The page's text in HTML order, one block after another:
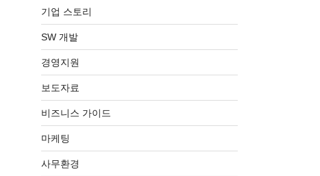
기업 스토리
SW 개발
경영지원
보도자료
비즈니스 가이드
마케팅
사무환경